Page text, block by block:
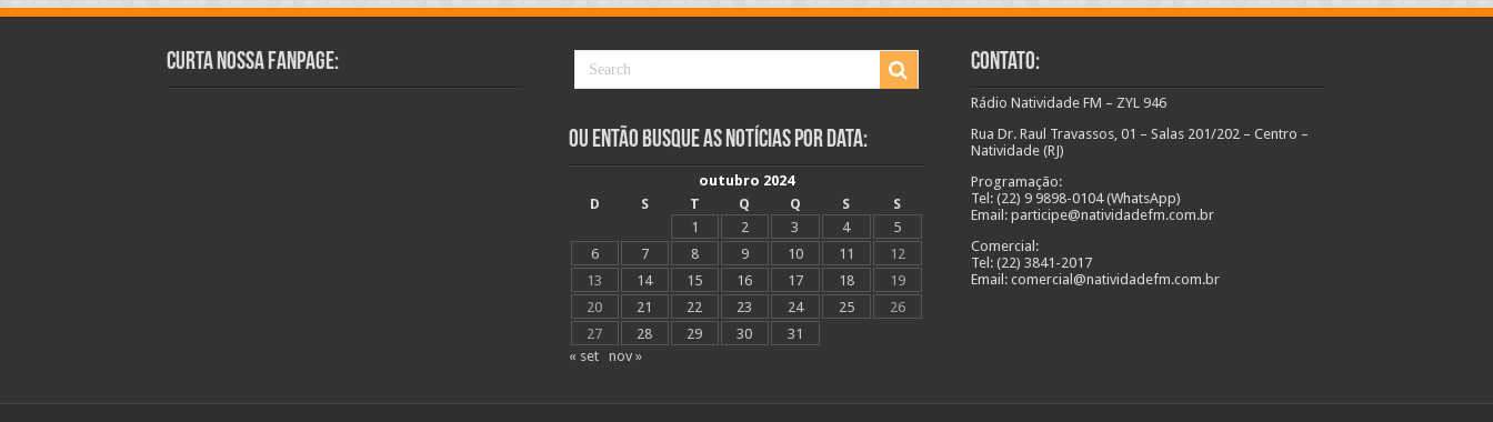
Curta Nossa Fanpage:
Ou Então Busque as Notícias Por Data:
outubro 2024
D
S T Q Q S
S
1
2 3 4
5
6
7 8 9 10 11
12
13
14 15 16 17 18
19
20
21 22 23 24 25
26
27
28 29 30
31
« set
nov »
Contato:
Rádio Natividade FM – ZYL 946
Rua Dr. Raul Travassos, 01 – Salas 201/202 – Centro –
Natividade (RJ)
Programação:
Tel: (22) 9 9898-0104 (WhatsApp)
Email: participe@natividadefm.com.br
Comercial:
Tel: (22) 3841-2017
Email: comercial@natividadefm.com.br